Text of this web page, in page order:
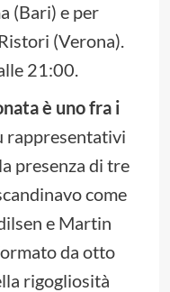
(Bari) e per
(Verona).
21:00.
è uno fra i
rappresentativi
presenza di tre
come
e Martin
da otto
rigogliosità